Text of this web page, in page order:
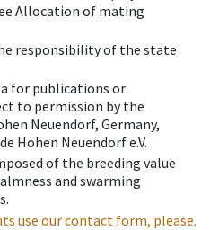
Allocation of mating
responsibility of the state
for publications or
to permission by the
Neuendorf, Germany,
Hohen Neuendorf e.V.
of the breeding value
and swarming
use our contact form, please.